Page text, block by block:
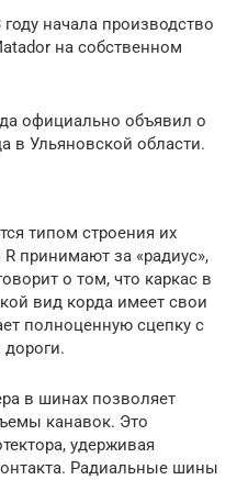
начала производство
на собственном
официально объявил о
в Ульяновской области.
типом строения их
принимают за «радиус»,
о том, что каркас в
вид корда имеет свои
полноценную сцепку с
в шинах позволяет
канавок. Это
удерживая
Радиальные шины